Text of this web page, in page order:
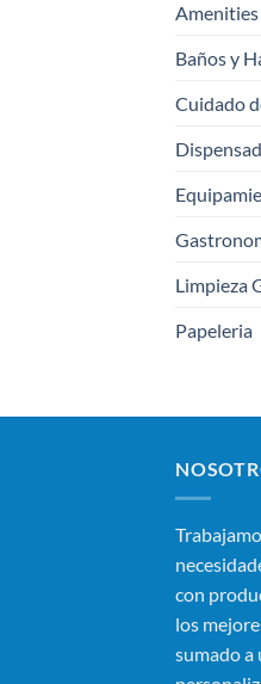
Amenities
Baños y
Cuidado
Limpieza
Papeleria
con
los
sumado a